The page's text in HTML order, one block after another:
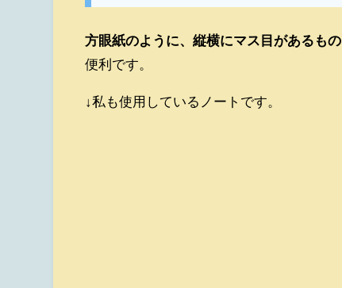
方眼紙のように、縦横にマス目があるもの
便利です。
↓私も使用しているノートです。